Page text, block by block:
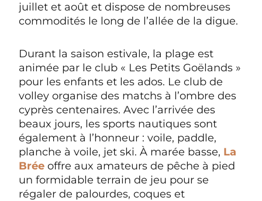
juillet et août et dispose de nombreuses
commodités le long de l’allée de la digue.
Durant la saison estivale, la plage est
animée par le club « Les Petits Goëlands »
pour les enfants et les ados. Le club de
volley organise des matchs à l’ombre des
cyprès centenaires. Avec l’arrivée des
beaux jours, les sports nautiques sont
également à l’honneur : voile, paddle,
planche à voile, jet ski. À marée basse, La
Brée offre aux amateurs de pêche à pied
un formidable terrain de jeu pour se
régaler de palourdes, coques et